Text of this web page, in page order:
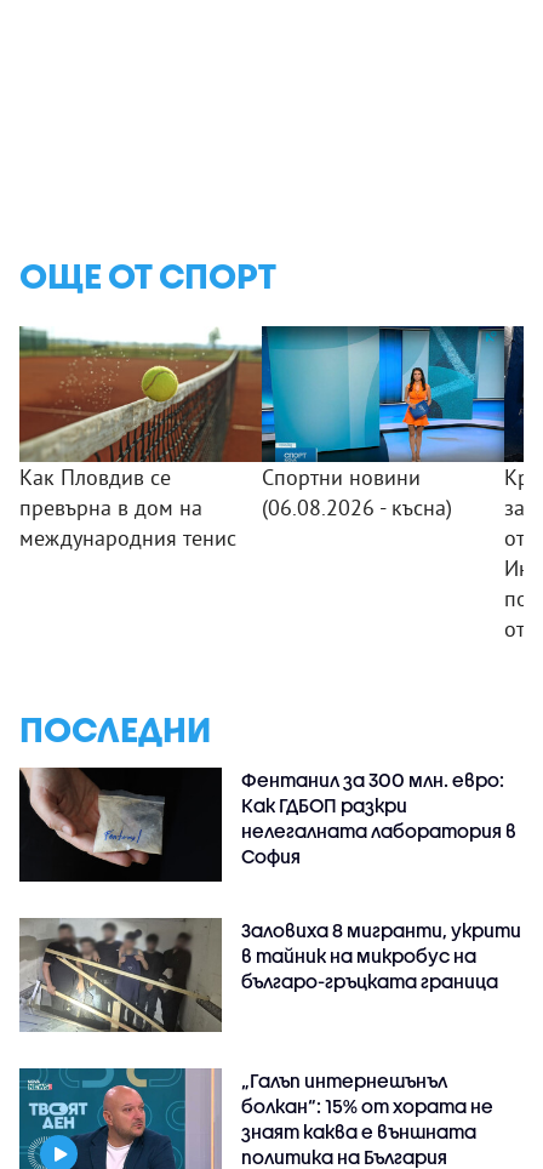
ОЩЕ ОТ СПОРТ
Как Пловдив се
превърна в дом на
международния тенис
Спортни новини
(06.08.2026 - късна)
ПОСЛЕДНИ
Фентанил за 300 млн. евро:
Как ГДБОП разкри
нелегалната лаборатория в
София
Заловиха 8 мигранти, укрити
в тайник на микробус на
българо-гръцката граница
„Галъп интернешънъл
болкан“: 15% от хората не
знаят каква е външната
политика на България